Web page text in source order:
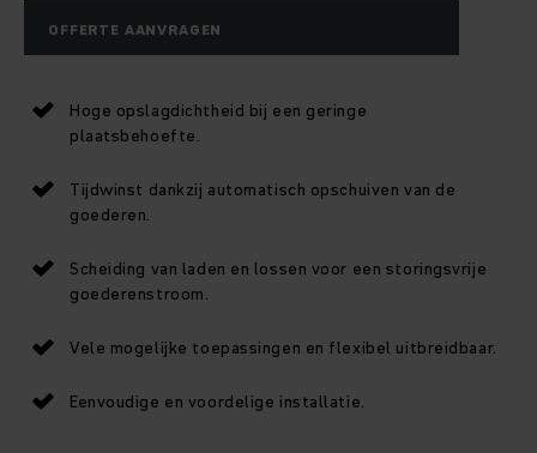
OFFERTE AANVRAGEN
Hoge opslagdichtheid bij een geringe
plaatsbehoefte.
Tijdwinst dankzij automatisch opschuiven van de
goederen.
Scheiding van laden en lossen voor een storingsvrije
goederenstroom.
Vele mogelijke toepassingen en flexibel uitbreidbaar.
Eenvoudige en voordelige installatie.